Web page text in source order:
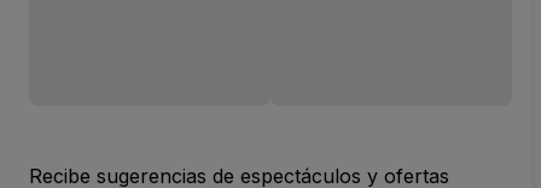
Recibe sugerencias de espectáculos y ofertas